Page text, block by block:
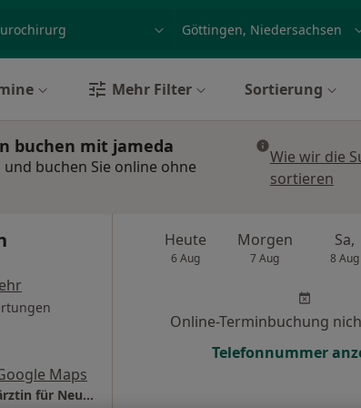
Mehr Filter Sortierung
buchen mit jameda
buchen Sie online ohne
Wie wir die
sortieren
Maps
Praxis Dr.med. Karin Rieckmann Fachärztin für Neurochirurgie
Heute
6 Aug
Morgen
7 Aug
Sa,
8 Aug
Online-Terminbuchung
Telefonnummer